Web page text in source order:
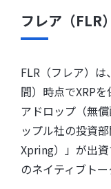
フレア（FLR
FLR（フレア）
間）時点でXRP
アドロップ（無
ップル社の投資
Xpring）」が出
のネイティブトー